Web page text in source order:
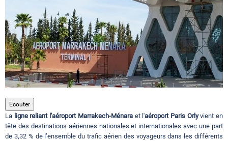
Hotels
Evenements
Contact
Ecouter
La ligne reliant l'aéroport Marrakech-Ménaraet l'aéroport Paris Orlyvient en
tête des destinations aériennes nationales et internationales avec une part
de 3,32 % de l’ensemble du trafic aérien des voyageurs dans les différents